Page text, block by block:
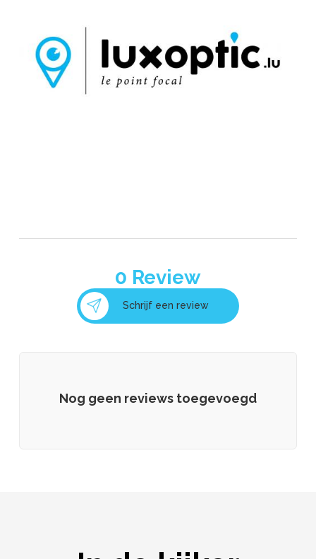
0 Review
Schrijf een review
Nog geen reviews toegevoegd